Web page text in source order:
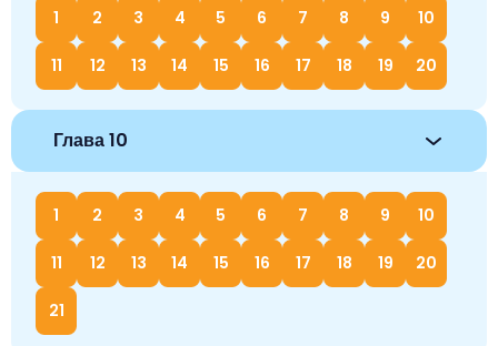
1 2 3 4 5 6 7 8 9 10
11 12 13 14 15 16 17 18 19 20
Глава 10
1 2 3 4 5 6 7 8 9 10
11 12 13 14 15 16 17 18 19 20
21